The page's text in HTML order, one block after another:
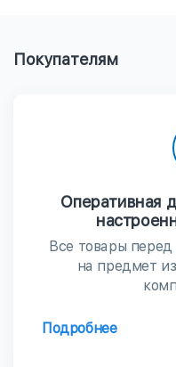
Покупателям
Оперативная
Все товары
на предмет
Подробнее